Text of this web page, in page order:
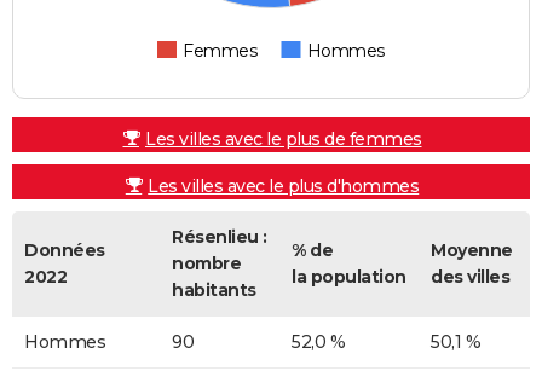
Femmes Hommes
Les villes avec le plus de femmes
Les villes avec le plus d'hommes
Données
2022
Résenlieu :
nombre
habitants
% de
la population
Moyenne
des villes
Hommes 90 52,0 % 50,1 %